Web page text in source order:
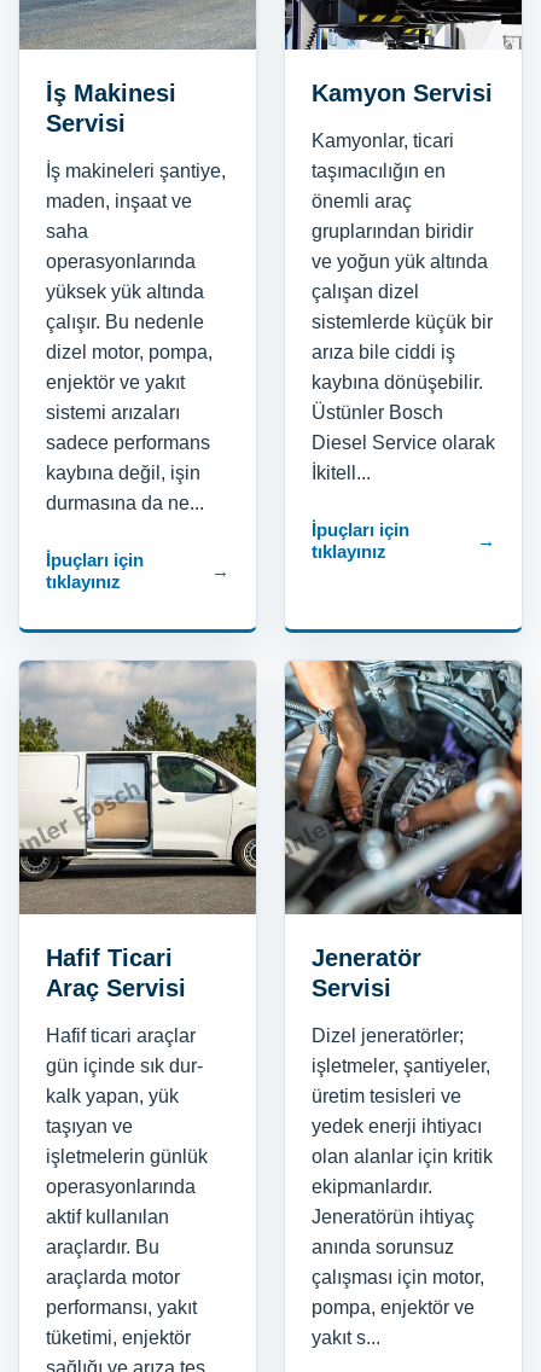
İş Makinesi
Servisi
İş makineleri şantiye,
maden, inşaat ve
saha
operasyonlarında
yüksek yük altında
çalışır. Bu nedenle
dizel motor, pompa,
enjektör ve yakıt
sistemi arızaları
sadece performans
kaybına değil, işin
durmasına da ne...
İpuçları için
tıklayınız
→
Kamyon Servisi
Kamyonlar, ticari
taşımacılığın en
önemli araç
gruplarından biridir
ve yoğun yük altında
çalışan dizel
sistemlerde küçük bir
arıza bile ciddi iş
kaybına dönüşebilir.
Üstünler Bosch
Diesel Service olarak
İkitell...
İpuçları için
tıklayınız
→
Hafif Ticari
Araç Servisi
Hafif ticari araçlar
gün içinde sık dur-
kalk yapan, yük
taşıyan ve
işletmelerin günlük
operasyonlarında
aktif kullanılan
araçlardır. Bu
araçlarda motor
performansı, yakıt
tüketimi, enjektör
sağlığı ve arıza tes...
Jeneratör
Servisi
Dizel jeneratörler;
işletmeler, şantiyeler,
üretim tesisleri ve
yedek enerji ihtiyacı
olan alanlar için kritik
ekipmanlardır.
Jeneratörün ihtiyaç
anında sorunsuz
çalışması için motor,
pompa, enjektör ve
yakıt s...